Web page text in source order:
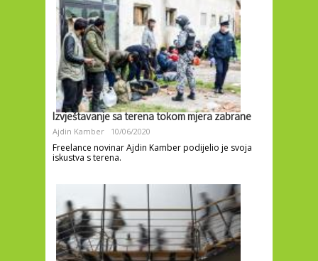
Izvještavanje sa terena tokom mjera zabrane
Ajdin Kamber 10/06/2020
Freelance novinar Ajdin Kamber podijelio je svoja
iskustva s terena.